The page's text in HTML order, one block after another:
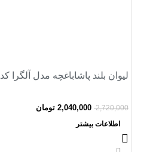
لیوان بلند پاشاباغچه مدل آلگرا کد 420015
2,720,000
2,040,000 تومان
اطلاعات بیشتر